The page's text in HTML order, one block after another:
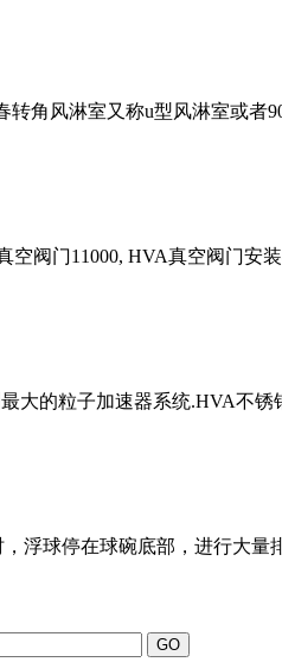
转角风淋室又称u型风淋室或者
空阀门11000, HVA真空阀门安
大的粒子加速器系统.HVA不锈
浮球停在球碗底部，进行大